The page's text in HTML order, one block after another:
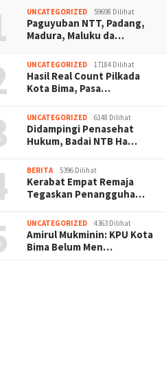
UNCATEGORIZED 59698 Dilihat
Paguyuban NTT, Padang,
Madura, Maluku da…
UNCATEGORIZED 17184 Dilihat
Hasil Real Count Pilkada
Kota Bima, Pasa…
UNCATEGORIZED 6148 Dilihat
Didampingi Penasehat
Hukum, Badai NTB Ha…
BERITA 5396 Dilihat
Kerabat Empat Remaja
Tegaskan Penangguha…
UNCATEGORIZED 4363 Dilihat
Amirul Mukminin: KPU Kota
Bima Belum Men…